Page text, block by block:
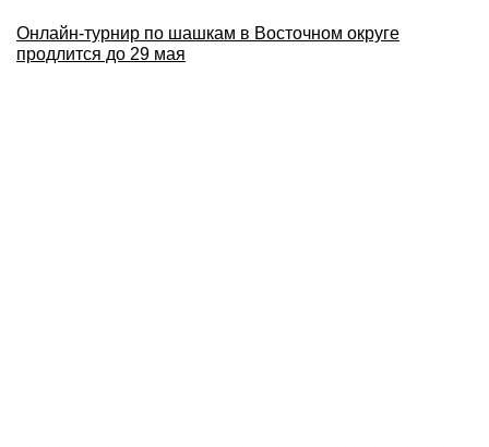
Онлайн-турнир по шашкам в Восточном округе
продлится до 29 мая